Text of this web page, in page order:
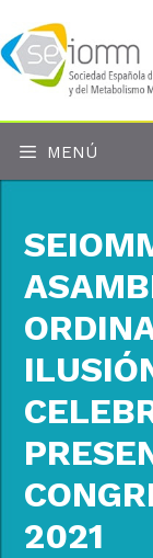
al
contenido
MENÚ
2021